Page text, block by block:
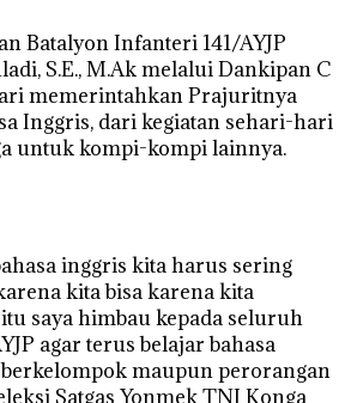
Batalyon Infanteri 141/AYJP
S.E., M.Ak melalui Dankipan C
memerintahkan Prajuritnya
Inggris, dari kegiatan sehari-hari
untuk kompi-kompi lainnya.
inggris kita harus sering
kita bisa karena kita
saya himbau kepada seluruh
agar terus belajar bahasa
maupun perorangan
Satgas Yonmek TNI Konga